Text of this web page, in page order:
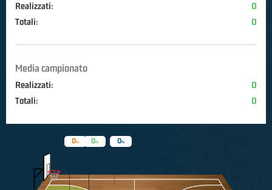
Realizzati:
0
Totali:
0
Media campionato
Realizzati:
0
Totali:
0
0
0 0